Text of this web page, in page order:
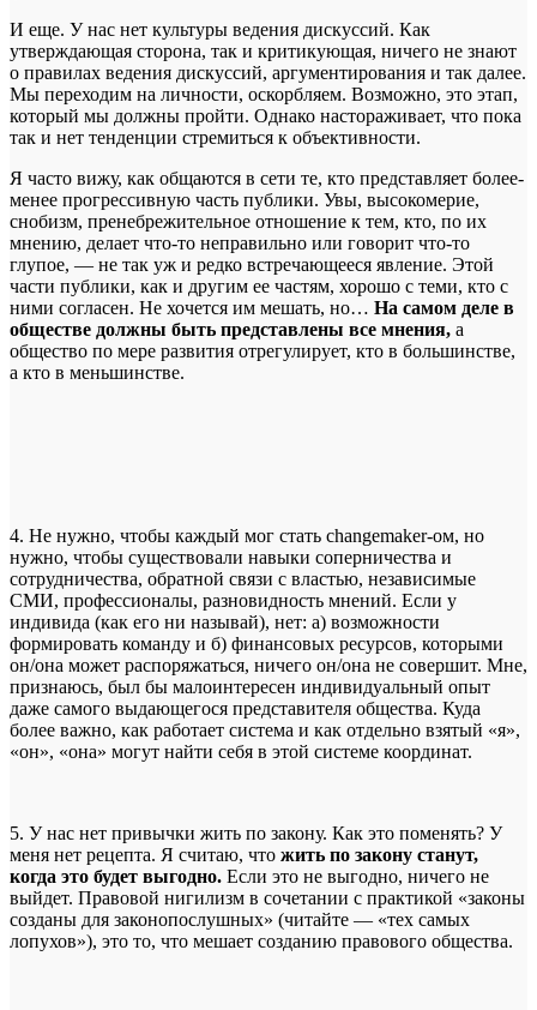
И еще. У нас нет культуры ведения дискуссий. Как
утверждающая сторона, так и критикующая, ничего не знают
о правилах ведения дискуссий, аргументирования и так далее.
Мы переходим на личности, оскорбляем. Возможно, это этап,
который мы должны пройти. Однако настораживает, что пока
так и нет тенденции стремиться к объективности.
Я часто вижу, как общаются в сети те, кто представляет более-
менее прогрессивную часть публики. Увы, высокомерие,
снобизм, пренебрежительное отношение к тем, кто, по их
мнению, делает что-то неправильно или говорит что-то
глупое, — не так уж и редко встречающееся явление. Этой
части публики, как и другим ее частям, хорошо с теми, кто с
ними согласен. Не хочется им мешать, но… На самом деле в
обществе должны быть представлены все мнения, а
общество по мере развития отрегулирует, кто в большинстве,
а кто в меньшинстве.
4. Не нужно, чтобы каждый мог стать changemaker-ом, но
нужно, чтобы существовали навыки соперничества и
сотрудничества, обратной связи с властью, независимые
СМИ, профессионалы, разновидность мнений. Если у
индивида (как его ни называй), нет: а) возможности
формировать команду и б) финансовых ресурсов, которыми
он/она может распоряжаться, ничего он/она не совершит. Мне,
признаюсь, был бы малоинтересен индивидуальный опыт
даже самого выдающегося представителя общества. Куда
более важно, как работает система и как отдельно взятый «я»,
«он», «она» могут найти себя в этой системе координат.
5. У нас нет привычки жить по закону. Как это поменять? У
меня нет рецепта. Я считаю, что жить по закону станут,
когда это будет выгодно. Если это не выгодно, ничего не
выйдет. Правовой нигилизм в сочетании с практикой «законы
созданы для законопослушных» (читайте — «тех самых
лопухов»), это то, что мешает созданию правового общества.